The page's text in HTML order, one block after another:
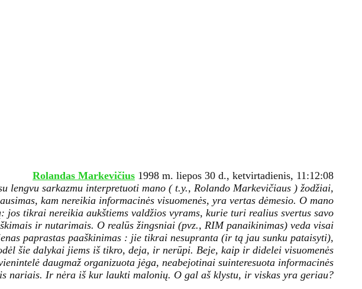
Rolandas Markevičius 1998 m. liepos 30 d., ketvirtadienis, 11:12:08
lengvu sarkazmu interpretuoti mano ( t.y., Rolando Markevičiaus ) žodžiai,
kam nereikia informacinės visuomenės, yra vertas dėmesio. O mano
tikrai nereikia aukštiems valdžios vyrams, kurie turi realius svertus savo
ir nutarimais. O realūs žingsniai (pvz., RIM panaikinimas) veda visai
paprastas paaškinimas : jie tikrai nesupranta (ir tą jau sunku pataisyti),
šie dalykai jiems iš tikro, deja, ir nerūpi. Beje, kaip ir didelei visuomenės
daugmaž organizuota jėga, neabejotinai suinteresuota informacinės
nariais. Ir nėra iš kur laukti malonių. O gal aš klystu, ir viskas yra geriau?